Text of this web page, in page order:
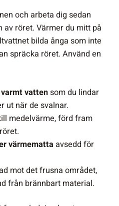
och arbeta dig sedan
av röret. Värmer du mitt på
bilda ånga som inte
spräcka röret. Använd en
vattensom du lindar
ut när de svalnar.
medelvärme, förd fram
värmematta avsedd för
mot det frusna området,
från brännbart material.